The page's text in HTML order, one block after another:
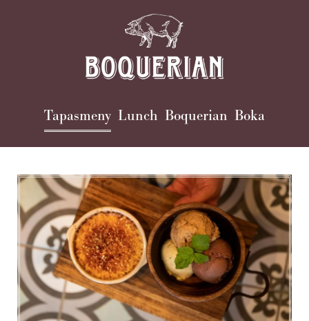
Huvudmeny
(nivå
1)
Tapasmeny Lunch Boquerian Boka